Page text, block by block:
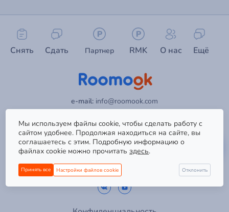
Снять Сдать Партнер RMK О нас Ещё
e-mail: info@roomook.com
Оператор платформы:ООО БизнесРентСервис
Служба поддержки:support@roomook.com
Мы используем файлы cookie, чтобы сделать работу с
сайтом удобнее. Продолжая находиться на сайте, вы
соглашаетесь с этим. Подробную информацию о
файлах cookie можно прочитатьздесь.
Принять все Настройки файлов cookie Отклонить
Отправить письмо на email
→
Заказать звонок
Связаться с нами по телефону
Создать обращение